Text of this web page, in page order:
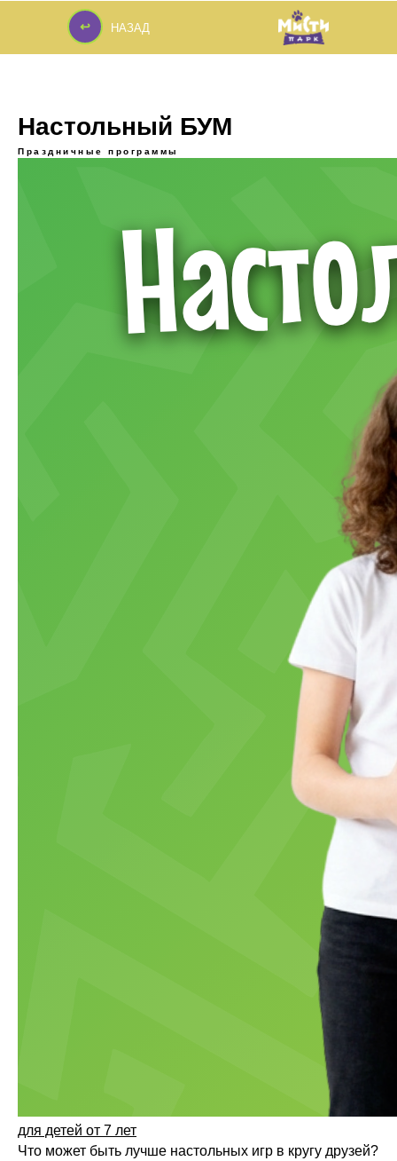
↩
НАЗАД
↩
Настольный БУМ
Праздничные программы
для детей от 7 лет
Что может быть лучше настольных игр в кругу друзей?